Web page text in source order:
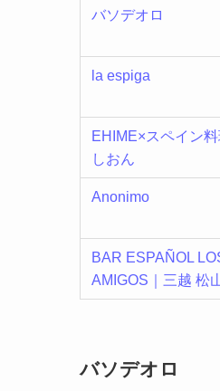
バソデオロ
la espiga
EHIME×スペイン
しおん
Anonimo
BAR ESPAÑOL
AMIGOS｜三越 松
バソデオロ